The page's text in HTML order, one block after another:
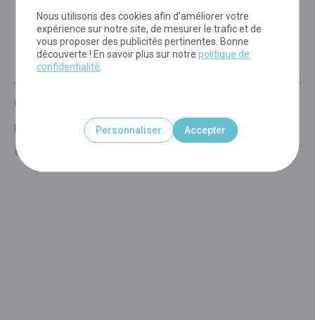
EN DE
Conditions générales de vente
Politique de confidentialité
© Domaine des Grottes de Han 2026
Nous utilisons des cookies afin d’améliorer votre
expérience sur notre site, de mesurer le trafic et de
vous proposer des publicités pertinentes. Bonne
découverte ! En savoir plus sur notrepolitique de
confidentialité
Personnaliser Accepter